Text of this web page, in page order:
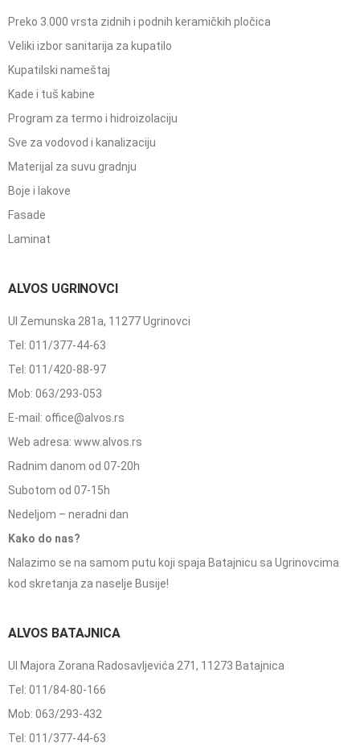
Preko 3.000 vrsta zidnih i podnih keramičkih pločica
Veliki izbor sanitarija za kupatilo
Kupatilski nameštaj
Kade i tuš kabine
Program za termo i hidroizolaciju
Sve za vodovod i kanalizaciju
Materijal za suvu gradnju
Boje i lakove
Fasade
Laminat
ALVOS UGRINOVCI
Ul Zemunska 281a, 11277 Ugrinovci
Tel: 011/377-44-63
Tel: 011/420-88-97
Mob: 063/293-053
E-mail: office@alvos.rs
Web adresa: www.alvos.rs
Radnim danom od 07-20h
Subotom od 07-15h
Nedeljom – neradni dan
Kako do nas?
Nalazimo se na samom putu koji spaja Batajnicu sa Ugrinovcima
kod skretanja za naselje Busije!
ALVOS BATAJNICA
Ul Majora Zorana Radosavljevića 271, 11273 Batajnica
Tel: 011/84-80-166
Mob: 063/293-432
Tel: 011/377-44-63